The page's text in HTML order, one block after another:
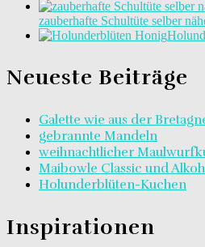
zauberhafte Schultüte selber
Neueste Beiträge
Galette wie aus der
gebrannte Mandeln
weihnachtlicher
Maibowle Classic und
Holunderblüten-Kuchen
Inspirationen